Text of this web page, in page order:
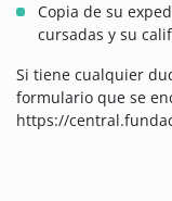
Copia de su
cursadas y su
Si tiene cualquier
formulario que se
https://